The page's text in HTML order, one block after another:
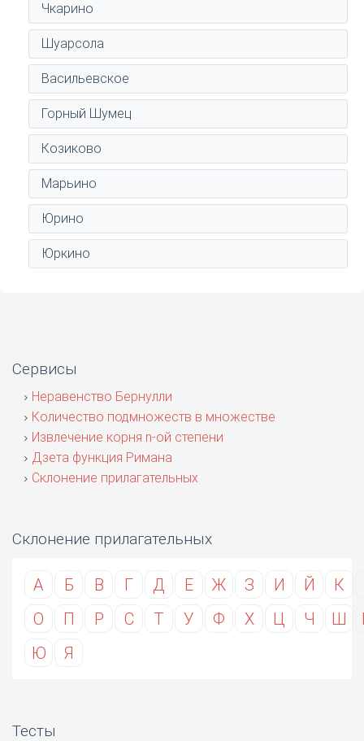
Чкарино
Шуарсола
Васильевское
Горный Шумец
Козиково
Марьино
Юрино
Юркино
Сервисы
Неравенство Бернулли
Количество подмножеств в множестве
Извлечение корня n-ой степени
Дзета функция Римана
Склонение прилагательных
Склонение прилагательных
А Б В Г Д Е Ж З И Й К
О
П Р С Т У Ф Х Ц Ч Ш
Ю
Я
Тесты